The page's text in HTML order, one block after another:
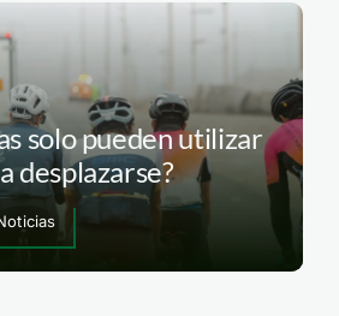
solo pueden utilizar
desplazarse?